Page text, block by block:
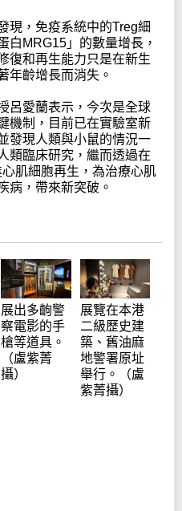
現，免疫系統中的Treg細
白MRG15」的數量增長，
復和再生能力只是在新生
年齡增長而消失。
呂愛蘭表示，今次是全球
機制，目前已在實驗室新
發現人類與小鼠的情況一
類臨床研究，繼而透過在
肌細胞再生，為治療心肌
病，帶來新突破。
展出多齣警
察電影的手
槍等道具。
（盧紫菁
攝）
展覽在本港
二級歷史建
築、舊油麻
地警署原址
舉行。（盧
紫菁攝）